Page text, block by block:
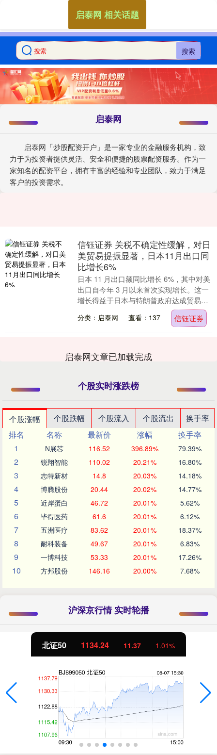
搜索
启泰网
启泰网「炒股配资开户」是一家专业的金融服务机构，致
力于为投资者提供灵活、安全和便捷的股票配资服务。作为一
家知名的配资平台，拥有丰富的经验和专业团队，致力于满足
客户的投资需求。
启泰网 相关话题
信钰证券 关税不确定性缓解，对日
美贸易提振显著，日本11月出口同
比增长6%
日本 11 月出口额同比增长 6%，其中对美
出口自今年 3 月以来首次实现增长。这一
增长得益于日本与特朗普政府达成贸易协
议，关税相关的不确定性得以消退。 日本
周....
分类：启泰网 查看：137 信钰证券
启泰网文章已加载完成
个股实时涨跌榜
个股涨幅 个股跌幅 个股流入 个股流出
换手率
排名
名称 最新价 涨幅
换手率
1
N展芯 116.52 396.89% 79.39%
2 锐翔智能 110.02 20.21% 16.80%
3 志特新材 14.8 20.03% 14.18%
4 博腾股份 20.44 20.02% 14.77%
5 近岸蛋白 46.72 20.01% 5.62%
6 毕得医药 61.6 20.01% 6.12%
7 五洲医疗 83.62 20.01% 18.37%
8 耐科装备 49.67 20.01% 6.83%
9 一博科技 53.33 20.01% 17.26%
10 方邦股份 146.16 20.00% 7.68%
沪深京行情 实时轮播
北证50 1134.24 11.37 1.01%